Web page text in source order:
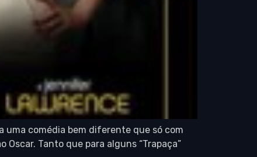
uma comédia bem diferente que só com
Tanto que para alguns “Trapaça”